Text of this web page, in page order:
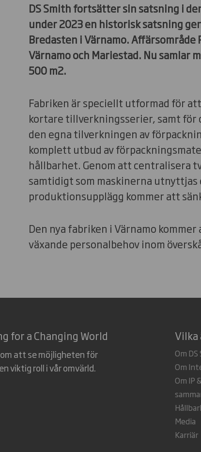
DS Smith fortsätter sin satsning i
under 2023 en historisk satsning
Bredasten i Värnamo.
Värnamo och Mariestad. Nu samlar
500 m2.
Fabriken är speciellt utformad för
kortare tillverkningsserier, samt för
den egna tilverkningen av
komplett utbud av
hållbarhet. Genom att centralisera
samtidigt som maskinerna
produktionsupplägg kommer att
Den nya fabriken i Värnamo
växande personalbehov inom
for a Changing World
att se möjligheten för
viktig roll i vår omvärld.
Vilka
Om
Om
Om IP
Media
Karriär